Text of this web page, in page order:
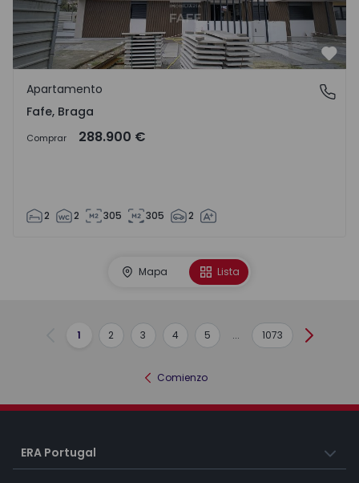
Fafe, Braga
Apartamento
Fafe, Braga
Comprar 288.900 €
2 2 305 305 2
Mapa Lista
Anterior
1 2 3 4 5 ... 1073
Comienzo
ERA Portugal